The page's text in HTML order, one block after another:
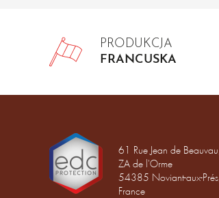
PRODUKCJA
FRANCUSKA
61 Rue Jean de Beauvau,
ZA de l'Orme
54385 Noviant-aux-Prés,
France